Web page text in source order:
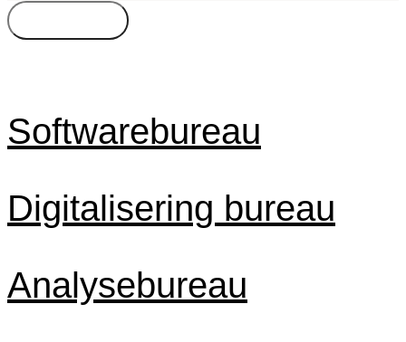
Softwarebureau
Digitalisering bureau
Analysebureau